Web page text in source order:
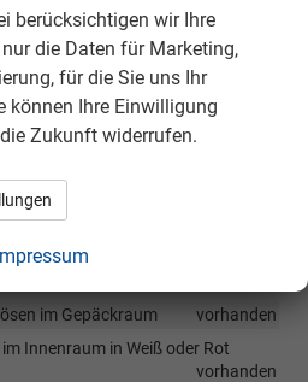
vorhanden
vorhanden
Lenkrad
vorhanden
vorhanden
geteilt umklappbar
im Gepäckraum
vorhanden
Innenraum in Weiß oder Rot
vorhanden
berücksichtigen wir Ihre
die Daten für Marketing,
für die Sie uns Ihr
können Ihre Einwilligung
Zukunft widerrufen.